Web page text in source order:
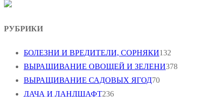
РУБРИКИ
БОЛЕЗНИ И ВРЕДИТЕЛИ, СОРНЯКИ132
ВЫРАЩИВАНИЕ ОВОЩЕЙ И ЗЕЛЕНИ378
ВЫРАЩИВАНИЕ САДОВЫХ ЯГОД70
ДАЧА И ЛАНДШАФТ236